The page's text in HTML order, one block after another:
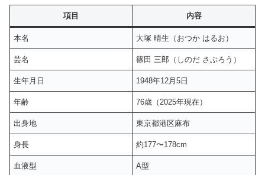
項目 内容
本名 大塚 晴生（おつか はるお）
芸名 篠田 三郎（しのだ さぶろう）
生年月日 1948年12月5日
年齢 76歳（2025年現在）
出身地 東京都港区麻布
身長 約177〜178cm
血液型 A型